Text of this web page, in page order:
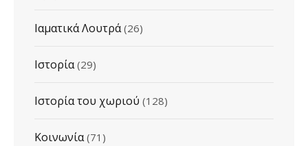
Ιαματικά Λουτρά (26)
Ιστορία (29)
Ιστορία του χωριού (128)
Κοινωνία (71)